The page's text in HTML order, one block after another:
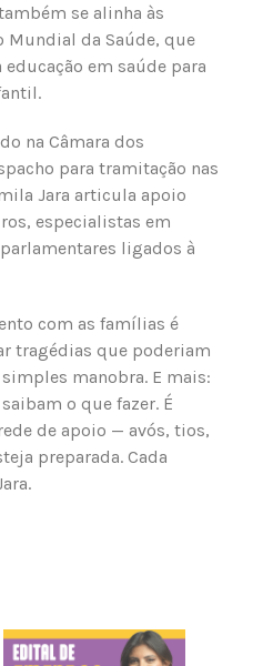
se alinha às
Mundial da Saúde, que
em saúde para
na Câmara dos
para tramitação nas
Jara articula apoio
especialistas em
ligados à
com as famílias é
tragédias que poderiam
manobra. E mais:
o que fazer. É
de apoio — avós, tios,
preparada. Cada